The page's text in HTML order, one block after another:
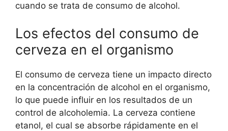
cuando se trata de consumo de alcohol.
Los efectos del consumo de
cerveza en el organismo
El consumo de cerveza tiene un impacto directo
en la concentración de alcohol en el organismo,
lo que puede influir en los resultados de un
control de alcoholemia. La cerveza contiene
etanol, el cual se absorbe rápidamente en el